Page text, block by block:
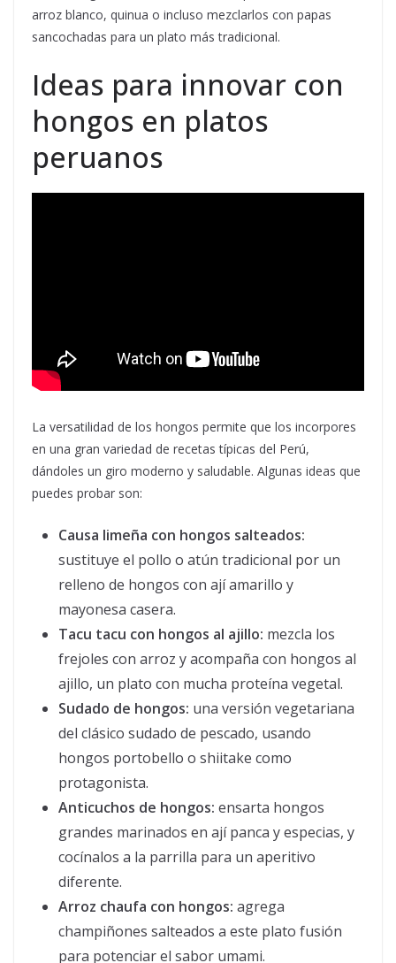
arroz blanco, quinua o incluso mezclarlos con papas
sancochadas para un plato más tradicional.
Ideas para innovar con
hongos en platos
peruanos
La versatilidad de los hongos permite que los incorpores
en una gran variedad de recetas típicas del Perú,
dándoles un giro moderno y saludable. Algunas ideas que
puedes probar son:
Causa limeña con hongos salteados:
sustituye el pollo o atún tradicional por un
relleno de hongos con ají amarillo y
mayonesa casera.
Tacu tacu con hongos al ajillo: mezcla los
frejoles con arroz y acompaña con hongos al
ajillo, un plato con mucha proteína vegetal.
Sudado de hongos: una versión vegetariana
del clásico sudado de pescado, usando
hongos portobello o shiitake como
protagonista.
Anticuchos de hongos: ensarta hongos
grandes marinados en ají panca y especias, y
cocínalos a la parrilla para un aperitivo
diferente.
Arroz chaufa con hongos: agrega
champiñones salteados a este plato fusión
para potenciar el sabor umami.